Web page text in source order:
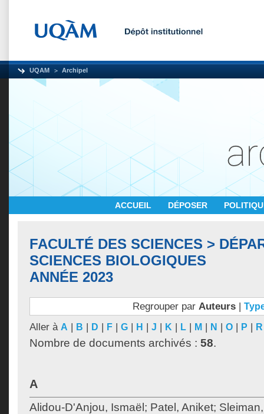
UQAM Archipel
ACCUEIL DÉPOSER
FACULTÉ DES SCIENCES >
SCIENCES BIOLOGIQUES
ANNÉE 2023
Regrouper par Auteurs|
Aller à A | B | D | F | G | H | J | K | L | M | N | O | P | R
Nombre de documents archivés : 58.
A
Alidou-D'Anjou, Ismaël ; Patel, Aniket;